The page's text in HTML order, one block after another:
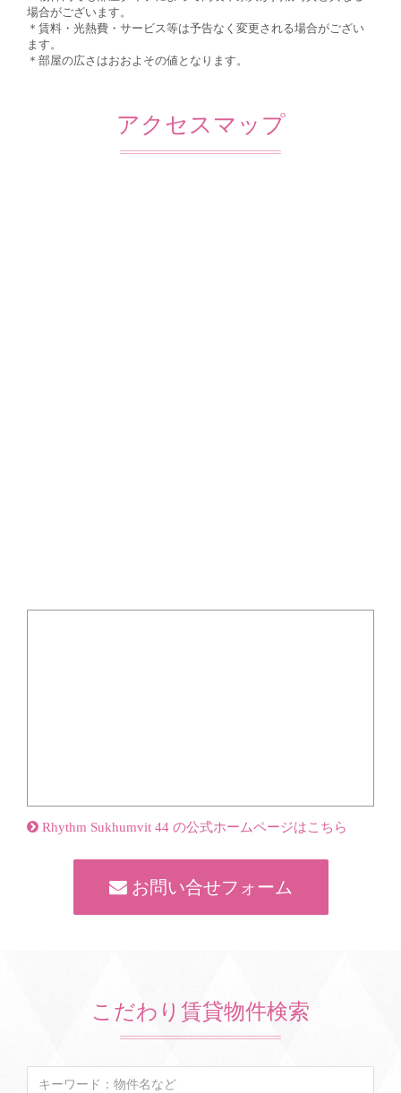
場合がございます。
＊賃料・光熱費・サービス等は予告なく変更される場合がござい
ます。
＊部屋の広さはおおよその値となります。
アクセスマップ
Rhythm Sukhumvit 44 の公式ホームページはこちら
お問い合せフォーム
こだわり賃貸物件検索